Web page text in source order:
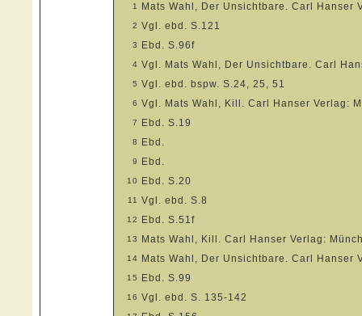
1 Mats Wahl, Der Unsichtbare. Carl Hanser
2 Vgl. ebd. S.121
3 Ebd. S.96f
4 Vgl. Mats Wahl, Der Unsichtbare. Carl
5 Vgl. ebd. bspw. S.24, 25, 51
6 Vgl. Mats Wahl, Kill. Carl Hanser Verlag:
7 Ebd. S.19
8 Ebd.
9 Ebd.
10 Ebd. S.20
11 Vgl. ebd. S.8
12 Ebd. S.51f
13 Mats Wahl, Kill. Carl Hanser Verlag:
14 Mats Wahl, Der Unsichtbare. Carl Hanser
15 Ebd. S.99
16 Vgl. ebd. S. 135-142